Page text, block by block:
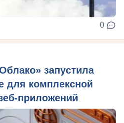
0
запустила
для комплексной
приложений